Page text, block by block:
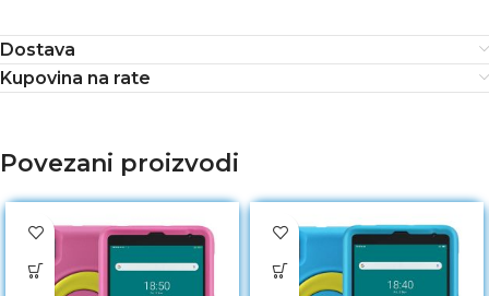
Dostava
Kupovina na rate
Povezani proizvodi